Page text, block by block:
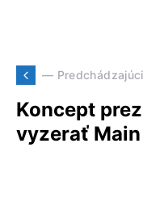
— Predchádzajúci
Koncept
vyzerať Main